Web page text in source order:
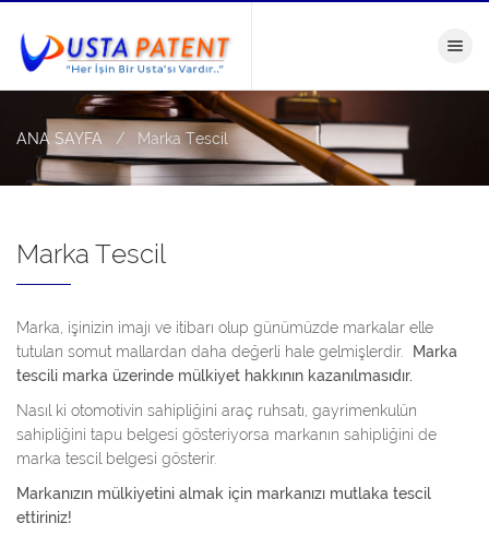
ANA SAYFA Marka Tescil
Marka Tescil
Marka, işinizin imajı ve itibarı olup günümüzde markalar elle
tutulan somut mallardan daha değerli hale gelmişlerdir.
Marka
tescili marka üzerinde mülkiyet hakkının kazanılmasıdır.
Nasıl ki otomotivin sahipliğini araç ruhsatı, gayrimenkulün
sahipliğini tapu belgesi gösteriyorsa markanın sahipliğini de
marka tescil belgesi gösterir.
Markanızın mülkiyetini almak için markanızı mutlaka tescil
ettiriniz!